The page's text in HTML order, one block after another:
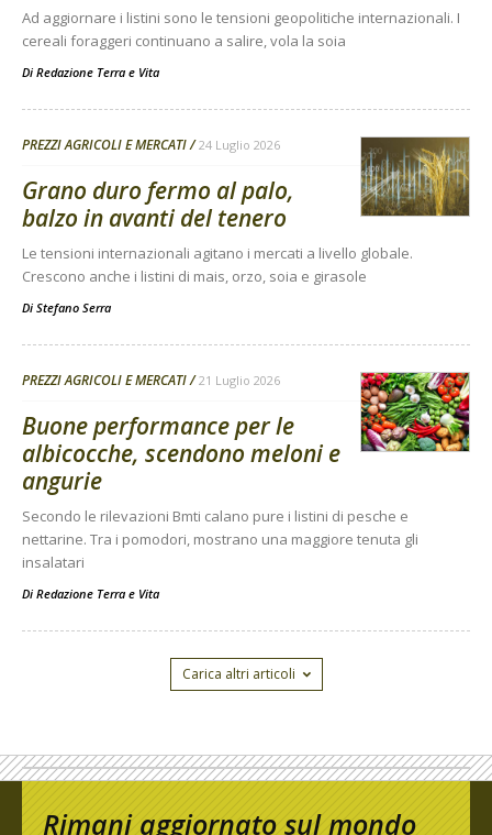
Ad aggiornare i listini sono le tensioni geopolitiche internazionali. I
cereali foraggeri continuano a salire, vola la soia
Di Redazione Terra e Vita
PREZZI AGRICOLI E MERCATI 24 Luglio 2026
Grano duro fermo al palo,
balzo in avanti del tenero
Le tensioni internazionali agitano i mercati a livello globale.
Crescono anche i listini di mais, orzo, soia e girasole
Di Stefano Serra
PREZZI AGRICOLI E MERCATI 21 Luglio 2026
Buone performance per le
albicocche, scendono meloni e
angurie
Secondo le rilevazioni Bmti calano pure i listini di pesche e
nettarine. Tra i pomodori, mostrano una maggiore tenuta gli
insalatari
Di Redazione Terra e Vita
Carica altri articoli
Rimani aggiornato sul mondo